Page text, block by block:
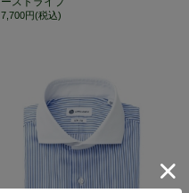
7,700円(税込)